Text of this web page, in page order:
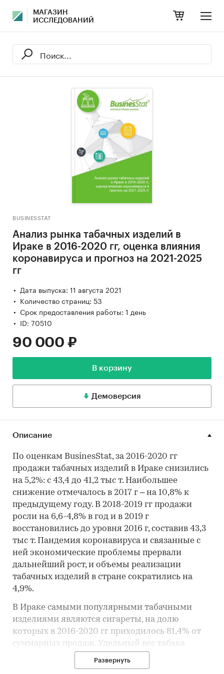
МАГАЗИН
ИССЛЕДОВАНИЙ
BUSINESSTAT
Анализ рынка табачных изделий в
Ираке в 2016-2020 гг, оценка влияния
коронавируса и прогноз на 2021-2025
гг
Дата выпуска: 11 августа 2021
Количество страниц: 53
Срок предоставления работы: 1 день
ID: 70510
90 000 ₽
В корзину
Демоверсия
Описание
По оценкам BusinesStat, за 2016-2020 гг
продажи табачных изделий в Ираке снизились
на 5,2%: с 43,4 до 41,2 тыс т. Наибольшее
снижение отмечалось в 2017 г – на 10,8% к
предыдущему году. В 2018-2019 гг продажи
росли на 6,6-4,8% в год и в 2019 г
восстановились до уровня 2016 г, составив 43,3
тыс т. Пандемия коронавируса и связанные с
ней экономические проблемы прервали
дальнейший рост, и объемы реализации
табачных изделий в стране сократились на
4,9%.
В Ираке самыми популярными табачными
изделиями являются сигареты, на долю
которых в 2016-2020 гг приходилось 81,4% от
суммарных продаж. Удельный вес табака
Отметим, что резкое снижение совокупного
Развернуть